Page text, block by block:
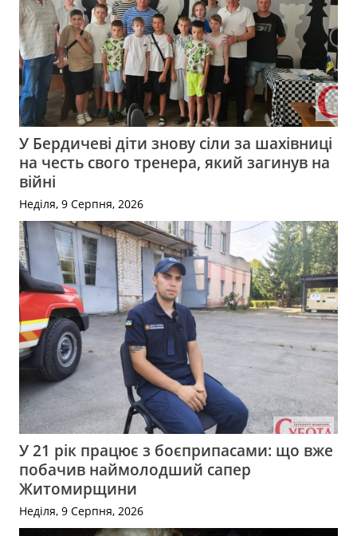
У Бердичеві діти знову сіли за шахівниці
на честь свого тренера, який загинув на
війні
Неділя, 9 Серпня, 2026
У 21 рік працює з боєприпасами: що вже
побачив наймолодший сапер
Житомирщини
Неділя, 9 Серпня, 2026